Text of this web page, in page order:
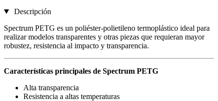
Descripción
Spectrum PETG es un poliéster-polietileno termoplástico ideal para
realizar modelos transparentes y otras piezas que requieran mayor
robustez, resistencia al impacto y transparencia.
Características principales de Spectrum PETG
Alta transparencia
Resistencia a altas temperaturas